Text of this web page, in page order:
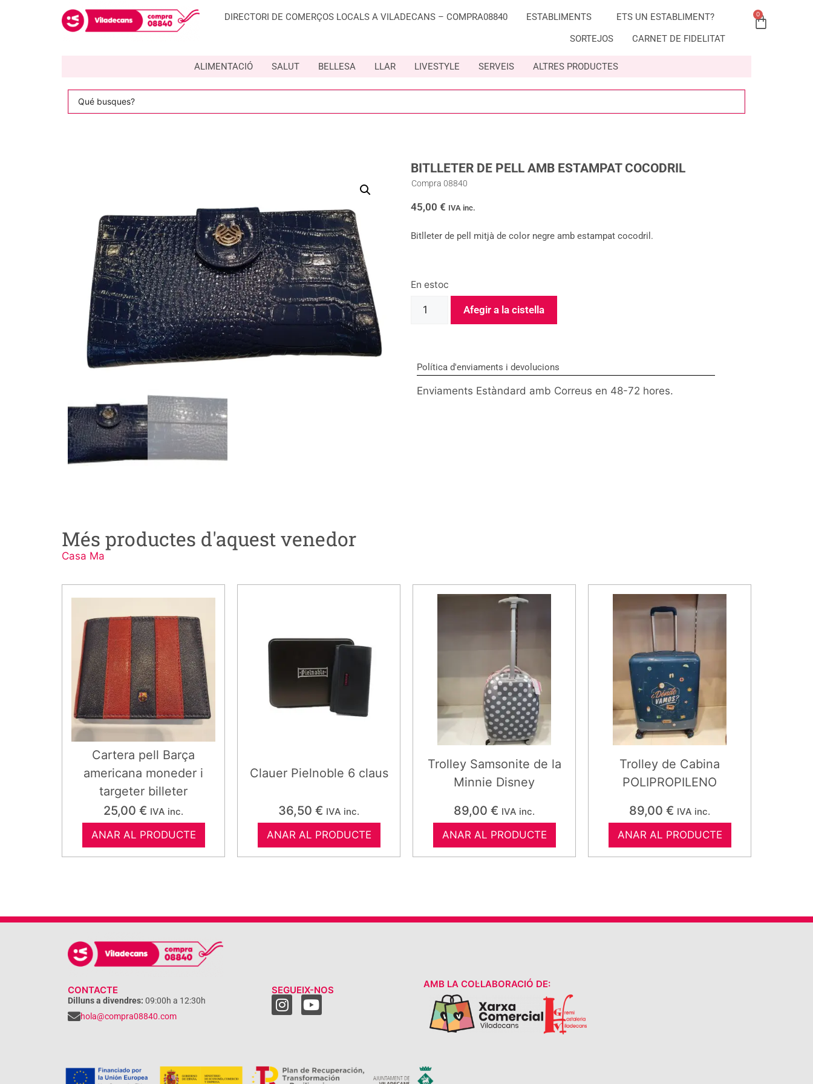
DIRECTORI DE COMERÇOS LOCALS A VILADECANS – COMPRA08840 ESTABLIMENTS
ETS UN ESTABLIMENT?
SORTEJOS
CARNET DE FIDELITAT
0
ALIMENTACIÓ SALUT BELLESA LLAR LIVESTYLE SERVEIS ALTRES PRODUCTES
BITLLETER DE PELL AMB ESTAMPAT COCODRIL
Compra 08840
45,00€ IVA inc.
Bitlleter de pell mitjà de color negre amb estampat cocodril.
En estoc
Afegir a la cistella
Política d'enviaments i devolucions
Enviaments Estàndard amb Correus en 48-72 hores.
Més productes d'aquest venedor
Casa Ma
Cartera pell Barça
americana moneder i
targeter billeter
25,00 € IVA inc.
ANAR AL PRODUCTE
Clauer Pielnoble 6 claus
36,50 € IVA inc.
ANAR AL PRODUCTE
Trolley Samsonite de la
Minnie Disney
89,00 € IVA inc.
ANAR AL PRODUCTE
Trolley de Cabina
POLIPROPILENO
89,00 € IVA inc.
ANAR AL PRODUCTE
CONTACTE
Dilluns a divendres: 09:00h a 12:30h
hola@compra08840.com
SEGUEIX-NOS
AMB LA COL·LABORACIÓ DE: